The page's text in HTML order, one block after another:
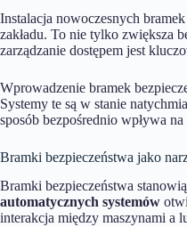
Instalacja nowoczesnych
zakładu. To nie tylko zwiększa
zarządzanie dostępem jest
Wprowadzenie bramek
Systemy te są w stanie
sposób bezpośrednio wpływa
Bramki bezpieczeństwa jako
Bramki bezpieczeństwa
automatycznych systemów
interakcja między maszynami a